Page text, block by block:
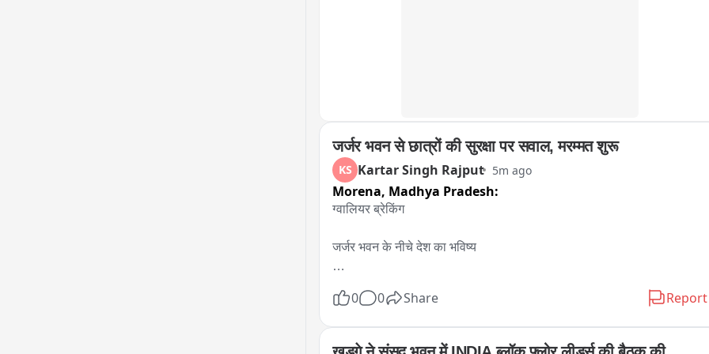
जर्जर भवन से छात्रों की सुरक्षा पर सवाल, मरम्मत शुरू
KS Kartar Singh Rajput 5m ago
Morena, Madhya Pradesh:
ग्वालियर ब्रेकिंग
जर्जर भवन के नीचे देश का भविष्य
0 0 Share Report